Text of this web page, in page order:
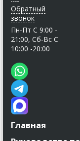
Обратный
звонок
Пн-Пт C 9:00 -
21:00, Сб-Вс С
10:00 -20:00
Главная